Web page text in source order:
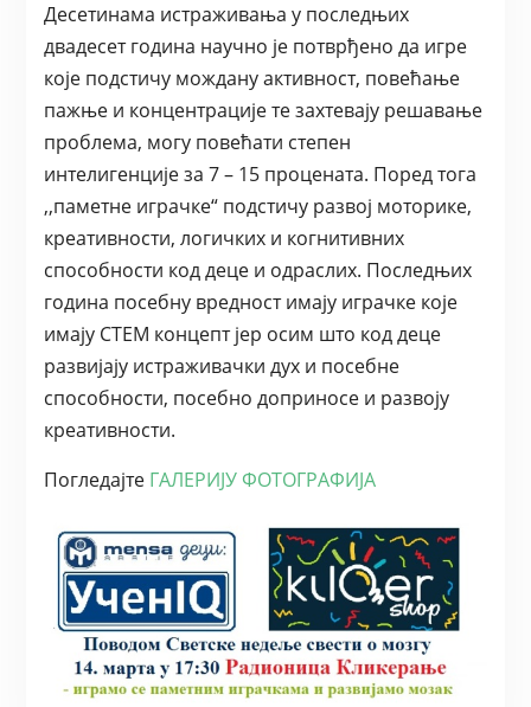
Десетинама истраживања у последњих
двадесет година научно је потврђено да игре
које подстичу мождану активност, повећање
пажње и концентрације те захтевају решавање
проблема, могу повећати степен
интелигенције за 7 – 15 процената. Поред тога
,,паметне играчке“ подстичу развој моторике,
креативности, логичких и когнитивних
способности код деце и одраслих. Последњих
година посебну вредност имају играчке које
имају СТЕМ концепт јер осим што код деце
развијају истраживачки дух и посебне
способности, посебно доприносе и развоју
креативности.
ПогледајтеГАЛЕРИЈУ ФОТОГРАФИЈА